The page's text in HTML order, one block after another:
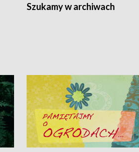
Szukamy w archiwach